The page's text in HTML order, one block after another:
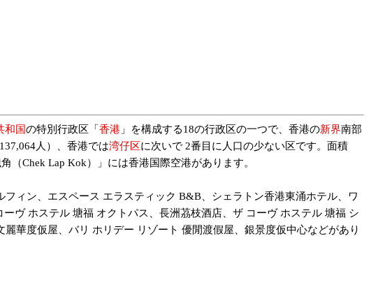
和国の特別行政区「 香港 」を構成する18の行政区の一つで、香港の新界南部
人）、香港では湾仔区に次いで 2番目に人口の少ない区です。面積
（Chek Lap Kok）」には香港国際空港があります。
ィン、エスペース エラスティック B&B、シェラトン香港東涌ホテル、ワ
ヴ ホステル 塘福 オクトパス、長洲茘枝酒店、ザ コーヴ ホステル 塘福 シ
華度仮屋、バリ ホリデー リゾート 優閒渡假屋、銀景度仮中心などがあり